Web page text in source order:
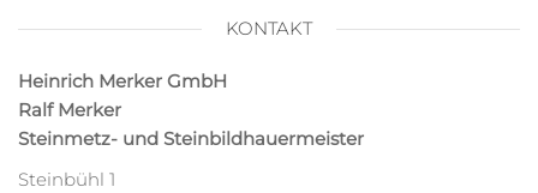
KONTAKT
Heinrich Merker GmbH
Ralf Merker
Steinmetz- und Steinbildhauermeister
Steinbühl 1